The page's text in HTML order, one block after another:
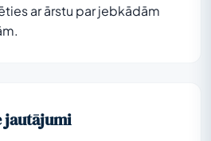
ar ārstu par jebkādām
jautājumi